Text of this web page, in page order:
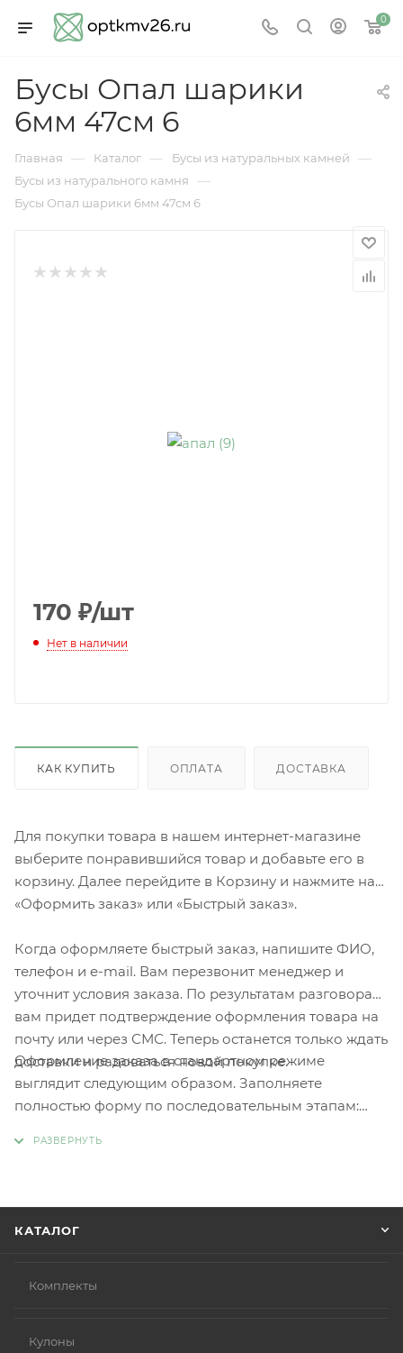
0
Бусы Опал шарики
6мм 47см 6
Главная — Каталог — Бусы из натуральных камней —
Бусы из натурального камня —
Бусы Опал шарики 6мм 47см 6
170 ₽/шт
Нет в наличии
КАК КУПИТЬ ОПЛАТА ДОСТАВКА
Для покупки товара в нашем интернет-магазине
выберите понравившийся товар и добавьте его в
корзину. Далее перейдите в Корзину и нажмите на
«Оформить заказ» или «Быстрый заказ».
Когда оформляете быстрый заказ, напишите ФИО,
телефон и e-mail. Вам перезвонит менеджер и
уточнит условия заказа. По результатам разговора
вам придет подтверждение оформления товара на
почту или через СМС. Теперь останется только ждать
доставки и радоваться новой покупке.
Оформление заказа в стандартном режиме
выглядит следующим образом. Заполняете
полностью форму по последовательным этапам:
КАТАЛОГ
Комплекты
Кулоны